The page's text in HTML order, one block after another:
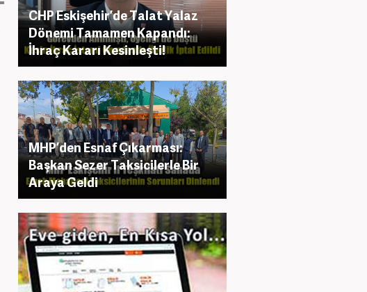
CHP Eskişehir’de Talat Yalaz
Dönemi Tamamen Kapandı:
İhraç Kararı Kesinleşti!
MHP’den Esnaf Çıkarması:
Başkan Sezer Taksicilerle Bir
Araya Geldi